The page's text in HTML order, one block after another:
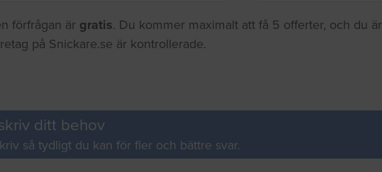
förfrågan är gratis. Du kommer maximalt att få 5 offerter, och du
på Snickare.se är kontrollerade.
ditt behov
så tydligt du kan för fler och bättre svar.